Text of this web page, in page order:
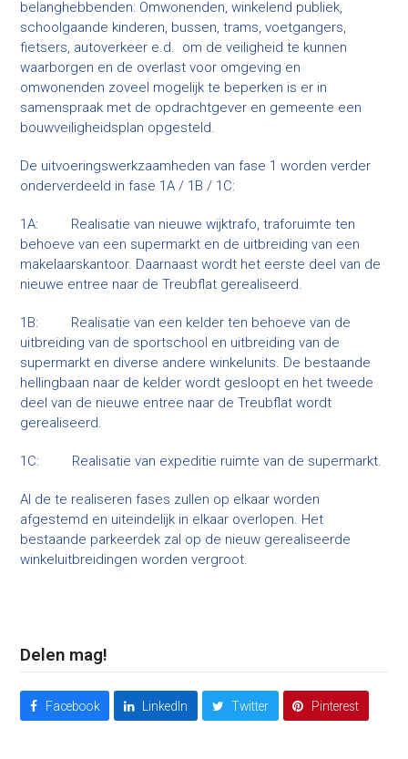
belanghebbenden: Omwonenden, winkelend publiek,
schoolgaande kinderen, bussen, trams, voetgangers,
fietsers, autoverkeer e.d. om de veiligheid te kunnen
waarborgen en de overlast voor omgeving en
omwonenden zoveel mogelijk te beperken is er in
samenspraak met de opdrachtgever en gemeente een
bouwveiligheidsplan opgesteld.
De uitvoeringswerkzaamheden van fase 1 worden verder
onderverdeeld in fase 1A / 1B / 1C:
1A: Realisatie van nieuwe wijktrafo, traforuimte ten
behoeve van een supermarkt en de uitbreiding van een
makelaarskantoor. Daarnaast wordt het eerste deel van de
nieuwe entree naar de Treubflat gerealiseerd.
1B: Realisatie van een kelder ten behoeve van de
uitbreiding van de sportschool en uitbreiding van de
supermarkt en diverse andere winkelunits. De bestaande
hellingbaan naar de kelder wordt gesloopt en het tweede
deel van de nieuwe entree naar de Treubflat wordt
gerealiseerd.
1C: Realisatie van expeditie ruimte van de supermarkt.
Al de te realiseren fases zullen op elkaar worden
afgestemd en uiteindelijk in elkaar overlopen. Het
bestaande parkeerdek zal op de nieuw gerealiseerde
winkeluitbreidingen worden vergroot.
Delen mag!
Facebook LinkedIn Twitter Pinterest